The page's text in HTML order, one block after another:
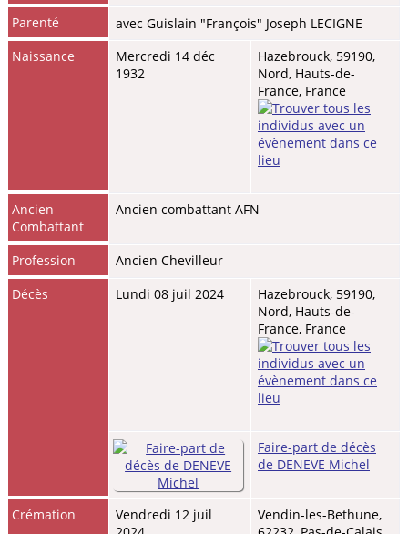
Parenté
avec Guislain "François" Joseph LECIGNE
Naissance
Mercredi 14 déc
1932
Hazebrouck, 59190,
Nord, Hauts-de-
France, France
Ancien
Combattant
Ancien combattant AFN
Profession
Ancien Chevilleur
Décès
Lundi 08 juil 2024
Hazebrouck, 59190,
Nord, Hauts-de-
France, France
Faire-part de décès
de DENEVE Michel
Crémation
Vendredi 12 juil
Vendin-les-Bethune,